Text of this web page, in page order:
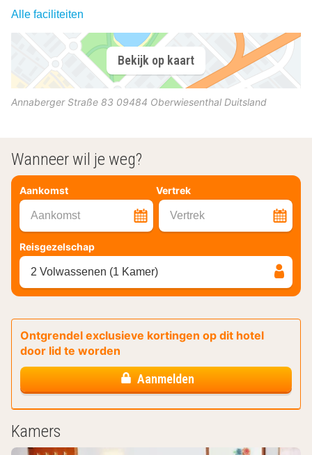
Alle faciliteiten
Bekijk op kaart
Annaberger Straße 83 09484 Oberwiesenthal Duitsland
Wanneer wil je weg?
Aankomst Vertrek
Aankomst Vertrek
Reisgezelschap
2 Volwassenen (1 Kamer)
Ontgrendel exclusieve kortingen op dit hotel
door lid te worden
Aanmelden
Kamers